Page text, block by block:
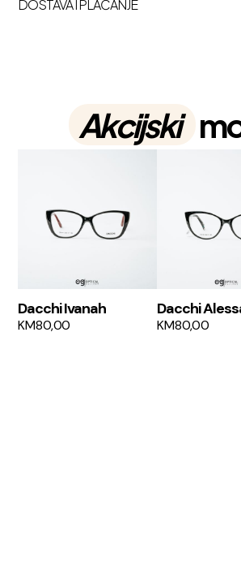
DOSTAVA I PLAĆANJE
Akcijski
Dacchi Ivanah
KM80,00
Dacchi
KM80,00